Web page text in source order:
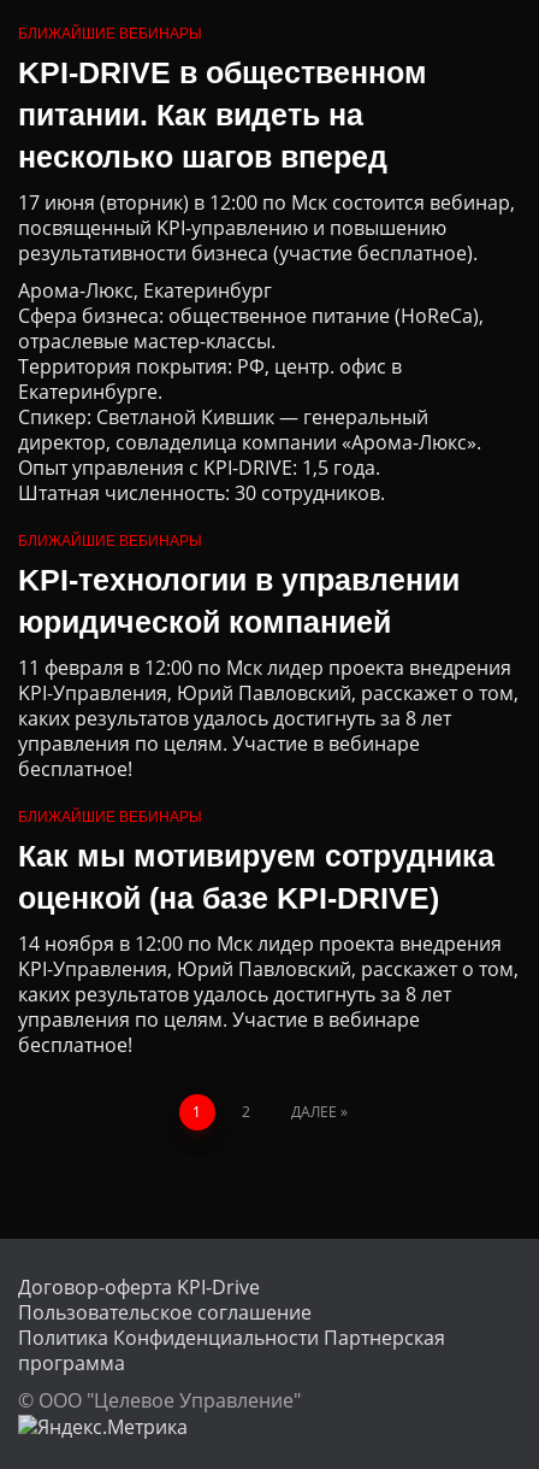
БЛИЖАЙШИЕ ВЕБИНАРЫ
KPI-DRIVE в общественном
питании. Как видеть на
несколько шагов вперед
17 июня (вторник) в 12:00 по Мск состоится вебинар,
посвященный KPI-управлению и повышению
результативности бизнеса (участие бесплатное).
Арома-Люкс, Екатеринбург
Сфера бизнеса: общественное питание (HoReCa),
отраслевые мастер-классы.
Территория покрытия: РФ, центр. офис в
Екатеринбурге.
Спикер: Светланой Кившик — генеральный
директор, совладелица компании «Арома-Люкс».
Опыт управления c KPI-DRIVE: 1,5 года.
Штатная численность: 30 сотрудников.
БЛИЖАЙШИЕ ВЕБИНАРЫ
KPI-технологии в управлении
юридической компанией
11 февраля в 12:00 по Мск лидер проекта внедрения
KPI-Управления, Юрий Павловский, расскажет о том,
каких результатов удалось достигнуть за 8 лет
управления по целям. Участие в вебинаре
бесплатное!
БЛИЖАЙШИЕ ВЕБИНАРЫ
Как мы мотивируем сотрудника
оценкой (на базе KPI-DRIVE)
14 ноября в 12:00 по Мск лидер проекта внедрения
KPI-Управления, Юрий Павловский, расскажет о том,
каких результатов удалось достигнуть за 8 лет
управления по целям. Участие в вебинаре
бесплатное!
Пагинация 1 2 ДАЛЕЕ
Договор-оферта KPI-Drive
Пользовательское соглашение
Политика Конфиденциальности Партнерская
программа
© ООО "Целевое Управление"